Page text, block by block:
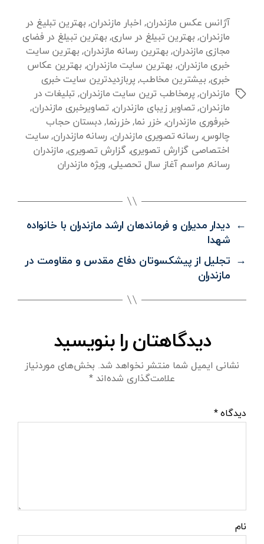
برچسب‌ها
آژانس عکس مازندران, اخبار مازندران, بهترین تبلیغ در
مازندران, بهترین تبیلغ در ساری, بهترین تبیلغ در فضای
مجازی مازندران, بهترین رسانه مازندران, بهترین سایت
خبری مازندران, بهترین سایت مازندران, بهترین عکاس
خبری, بیشترین مخاطب, پربازدیدترین سایت خبری
مازندران, پرمخاطب ترین سایت مازندران, تبلیغات در
مازندران, تصاویر زیبای مازندران, تصاویرخبری مازندران,
خبرفوری مازندران,خزر نما,خزرنما, دبستان حجاب
چالوس, رسانه تصویری مازندران, رسانه مازندران, سایت
اختصاصی گزارش تصویری,گزارش تصویری, مازندران
رسانه, مراسم آغاز سال تحصیلی, ویژه مازندران
← دیدار مدیران و فرماندهان ارشد مازندران با خانواده
شهدا
→ تجلیل از پیشکسوتان دفاع مقدس و مقاومت در
مازندران
دیدگاهتان را بنویسید
نشانی ایمیل شما منتشر نخواهد شد. بخش‌های موردنیاز
علامت‌گذاری شده‌اند*
دیدگاه*
نام